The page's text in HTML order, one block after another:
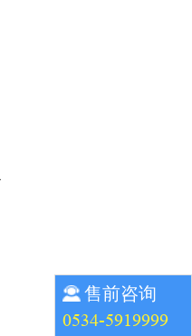
售前咨询
0534-5919999